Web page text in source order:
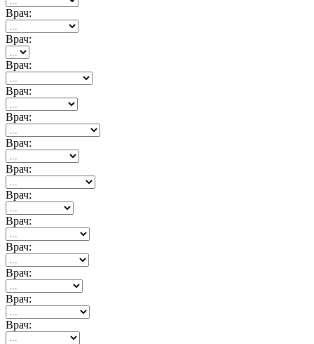
Врач:
Врач:
Врач:
Врач:
Врач:
Врач:
Врач:
Врач:
Врач:
Врач:
Врач:
Врач:
Врач: